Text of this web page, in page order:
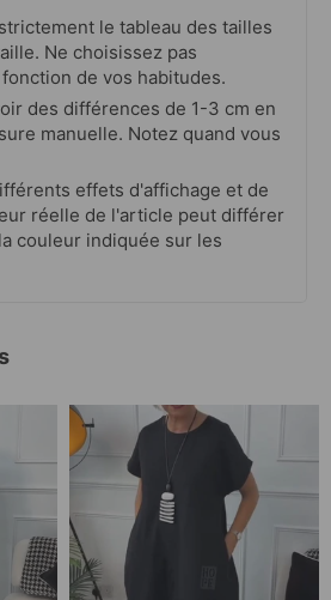
le tableau des tailles
Ne choisissez pas
de vos habitudes.
des différences de 1-3 cm en
manuelle. Notez quand vous
effets d'affichage et de
réelle de l'article peut différer
couleur indiquée sur les